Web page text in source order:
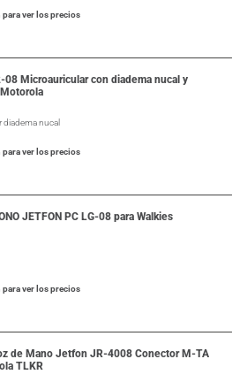
ver los precios
08 Microauricular con diadema nucal y
diadema nucal
ver los precios
JETFON PC LG-08 para Walkies
ver los precios
de Mano Jetfon JR-4008 Conector M-TA
TLKR